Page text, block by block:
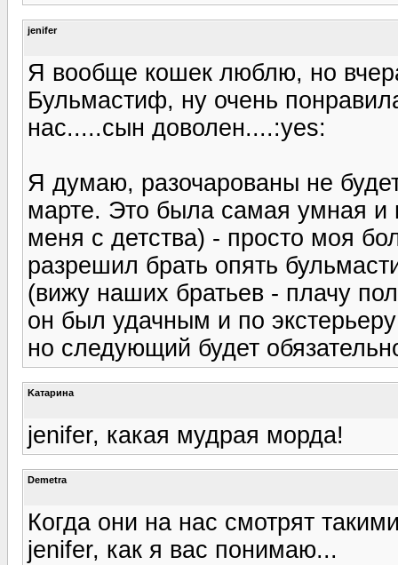
jenifer
Я вообще кошек люблю, но
Бульмастиф, ну очень
нас.....сын доволен....:yes:
Я думаю, разочарованы не
марте. Это была самая умная и
меня с детства) - просто моя
разрешил брать опять
(вижу наших братьев - плачу
он был удачным и по
но следующий будет
Kатарина
jenifer, какая мудрая морда!
Demetra
Когда они на нас смотрят
jenifer, как я вас понимаю...